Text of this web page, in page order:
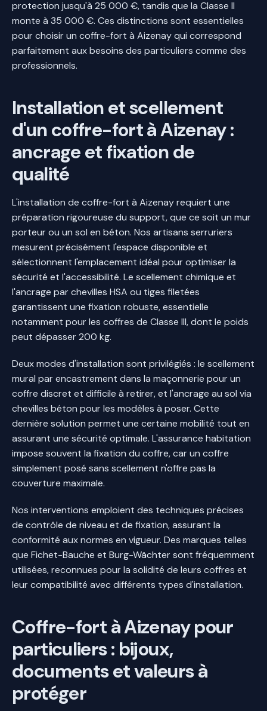
protection jusqu'à 25 000 €, tandis que la Classe II
monte à 35 000 €. Ces distinctions sont essentielles
pour choisir un coffre-fort à Aizenay qui correspond
parfaitement aux besoins des particuliers comme des
professionnels.
Installation et scellement
d'un coffre-fort à Aizenay :
ancrage et fixation de
qualité
L'installation de coffre-fort à Aizenay requiert une
préparation rigoureuse du support, que ce soit un mur
porteur ou un sol en béton. Nos artisans serruriers
mesurent précisément l'espace disponible et
sélectionnent l'emplacement idéal pour optimiser la
sécurité et l'accessibilité. Le scellement chimique et
l'ancrage par chevilles HSA ou tiges filetées
garantissent une fixation robuste, essentielle
notamment pour les coffres de Classe III, dont le poids
peut dépasser 200 kg.
Deux modes d'installation sont privilégiés : le scellement
mural par encastrement dans la maçonnerie pour un
coffre discret et difficile à retirer, et l'ancrage au sol via
chevilles béton pour les modèles à poser. Cette
dernière solution permet une certaine mobilité tout en
assurant une sécurité optimale. L'assurance habitation
impose souvent la fixation du coffre, car un coffre
simplement posé sans scellement n'offre pas la
couverture maximale.
Nos interventions emploient des techniques précises
de contrôle de niveau et de fixation, assurant la
conformité aux normes en vigueur. Des marques telles
que Fichet-Bauche et Burg-Wächter sont fréquemment
utilisées, reconnues pour la solidité de leurs coffres et
leur compatibilité avec différents types d'installation.
Coffre-fort à Aizenay pour
particuliers : bijoux,
documents et valeurs à
protéger